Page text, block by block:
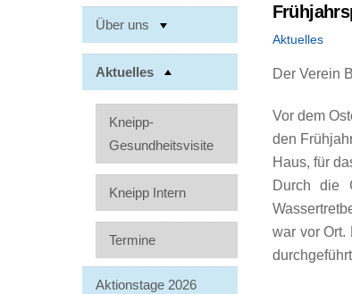
Aktuelles
Der Verein
Vor dem
den
Haus, für
Durch die
war vor Ort.
Über uns
Aktuelles
Kneipp-
Gesundheitsvisite
Kneipp Intern
Termine
Aktionstage 2026